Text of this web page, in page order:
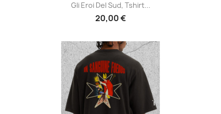
Gli Eroi Del Sud, Tshirt...
20,00 €